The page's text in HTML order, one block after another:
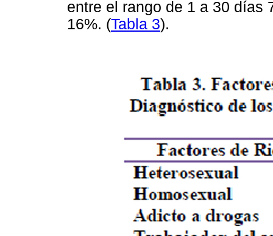
entre el rango de 1 a 30 días
16%. (Tabla 3).